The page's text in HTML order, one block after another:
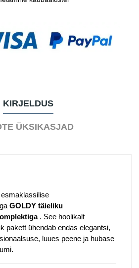
KIRJELDUS
ÜKSIKASJAD
GOLDY täieliku
. See hoolikalt
pakett ühendab endas elegantsi,
luues peene ja hubase